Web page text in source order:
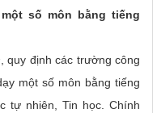
số môn bằng tiếng
quy định các trường công
một số môn bằng tiếng
tự nhiên, Tin học. Chính